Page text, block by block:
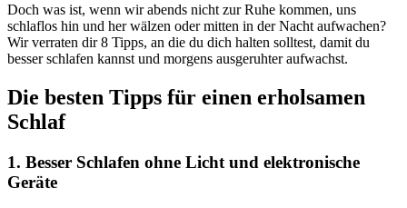
Doch was ist, wenn wir abends nicht zur Ruhe kommen, uns
schlaflos hin und her wälzen oder mitten in der Nacht aufwachen?
Wir verraten dir 8 Tipps, an die du dich halten solltest, damit du
besser schlafen kannst und morgens ausgeruhter aufwachst.
Die besten Tipps für einen erholsamen
Schlaf
1. Besser Schlafen ohne Licht und elektronische
Geräte